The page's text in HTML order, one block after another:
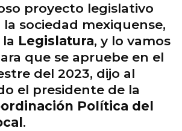
proyecto legislativo
sociedad mexiquense,
Legislatura, y lo vamos
que se apruebe en el
del 2023, dijo al
el presidente de la
Política del
.